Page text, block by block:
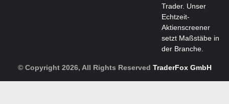
Trader. Unser
Echtzeit-
Aktienscreener
setzt Maßstäbe in
der Branche.
© Copyright 2026, All Rights Reserved TraderFox GmbH